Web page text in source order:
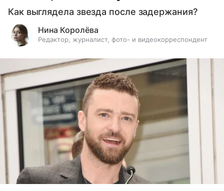
Как выглядела звезда после задержания?
Нина Королёва
Редактор, журналист, фото- и видеокорреспондент